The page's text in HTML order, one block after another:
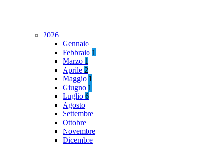
2026
Gennaio
Febbraio 1
Marzo 1
Aprile 2
Maggio 1
Giugno 1
Luglio 6
Agosto
Settembre
Ottobre
Novembre
Dicembre